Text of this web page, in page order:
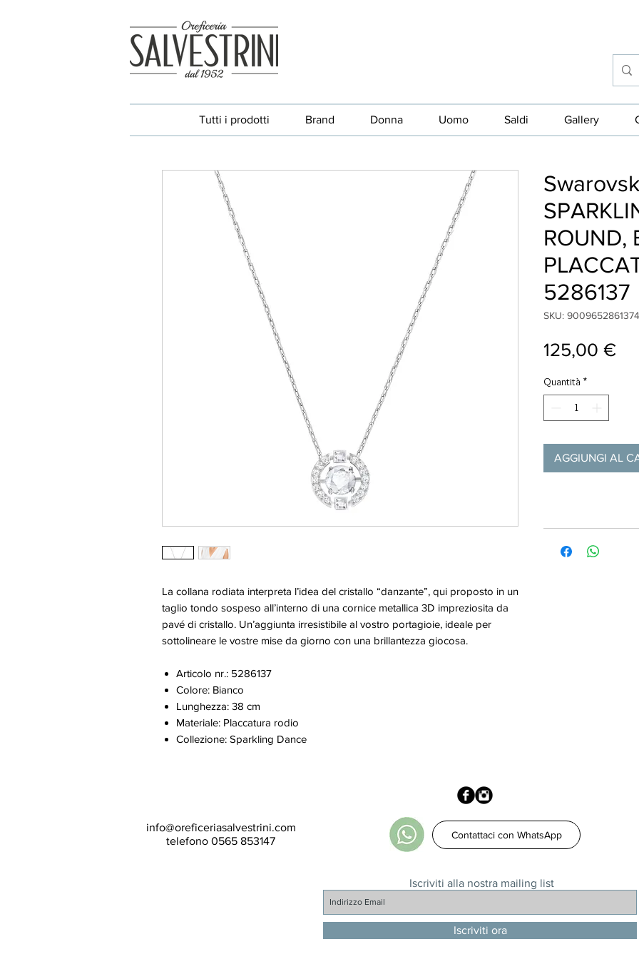
Tutti i prodotti Brand Donna Uomo Saldi Gallery
La collana rodiata interpreta l’idea del cristallo “danzante”, qui proposto in un
taglio tondo sospeso all’interno di una cornice metallica 3D impreziosita da
pavé di cristallo. Un’aggiunta irresistibile al vostro portagioie, ideale per
sottolineare le vostre mise da giorno con una brillantezza giocosa.
Articolo nr.: 5286137
Colore: Bianco
Lunghezza: 38 cm
Materiale: Placcatura rodio
Collezione: Sparkling Dance
ROUND,
5286137
SKU: 9009652861374
125,00 €
Quantità *
AGGIUNGI AL
Iscriviti alla nostra mailing list
Iscriviti ora
Contattaci con WhatsApp
info@oreficeriasalvestrini.com
telefono 0565 853147